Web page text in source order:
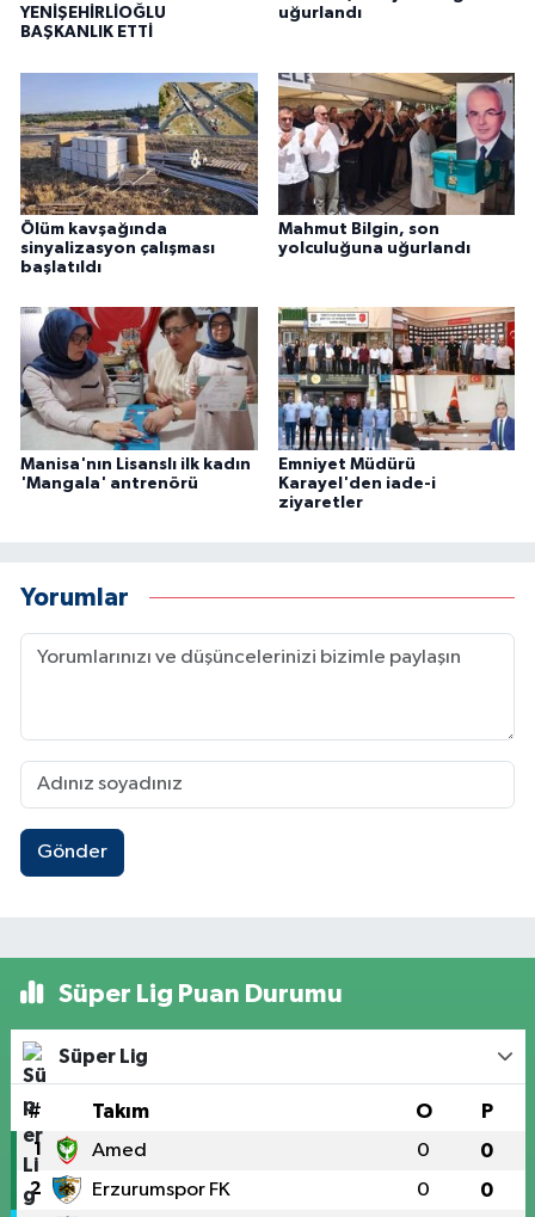
YENİŞEHİRLİOĞLU
BAŞKANLIK ETTİ
uğurlandı
Ölüm kavşağında
sinyalizasyon çalışması
başlatıldı
Mahmut Bilgin, son
yolculuğuna uğurlandı
Manisa'nın Lisanslı ilk kadın
'Mangala' antrenörü
Emniyet Müdürü
Karayel'den iade-i
ziyaretler
Yorumlar
Gönder
Süper Lig Puan Durumu
Süper Lig
# Takım O P
1 Amed 0 0
2 Erzurumspor FK 0 0